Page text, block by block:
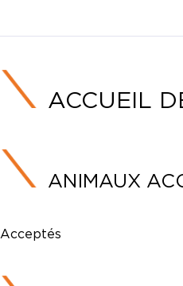
ACCUEIL
ANIMAUX
Acceptés